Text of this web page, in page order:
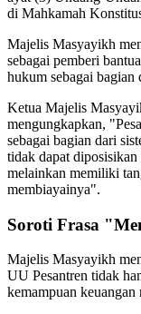
di Mahkamah
Majelis Masyayikh
sebagai pemberi
hukum sebagai bagian
Ketua Majelis
mengungkapkan,
sebagai bagian dari
tidak dapat
melainkan memiliki
membiayainya".
Soroti Frasa
Majelis Masyayikh
UU Pesantren tidak
kemampuan keuangan